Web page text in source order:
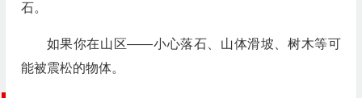
石。
如果你在山区——小心落石、山体滑坡、树木等可
能被震松的物体。